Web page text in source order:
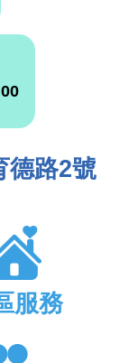
德路2號
服務